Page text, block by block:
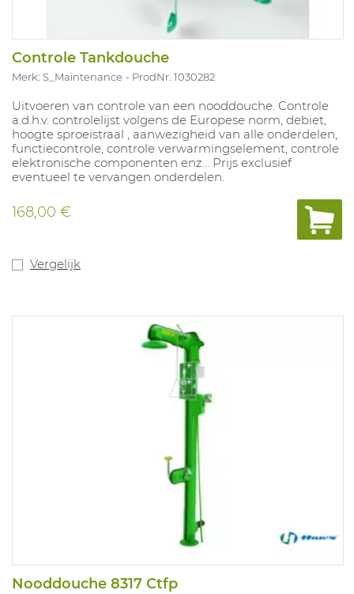
Controle Tankdouche
Merk: S_Maintenance ProdNr. 1030282
Uitvoeren van controle van een nooddouche. Controle
a.d.h.v. controlelijst volgens de Europese norm, debiet,
hoogte sproeistraal , aanwezigheid van alle onderdelen,
functiecontrole, controle verwarmingselement, controle
elektronische componenten enz… Prijs exclusief
eventueel te vervangen onderdelen.
168,00 €
Vergelijk
Nooddouche 8317 Ctfp